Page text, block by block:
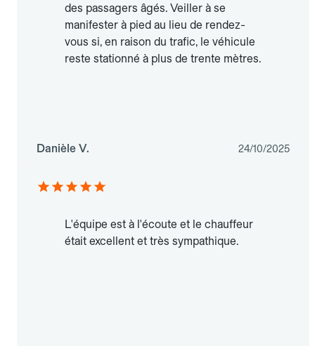
des passagers âgés. Veiller à se
manifester à pied au lieu de rendez-
vous si, en raison du trafic, le véhicule
reste stationné à plus de trente mètres.
Danièle V. 24/10/2025
L'équipe est à l'écoute et le chauffeur
était excellent et très sympathique.